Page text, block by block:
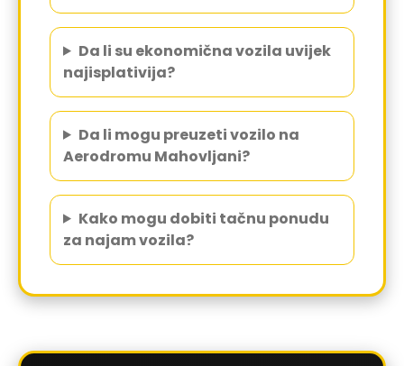
Da li su ekonomična vozila uvijek
najisplativija?
Da li mogu preuzeti vozilo na
Aerodromu Mahovljani?
Kako mogu dobiti tačnu ponudu
za najam vozila?